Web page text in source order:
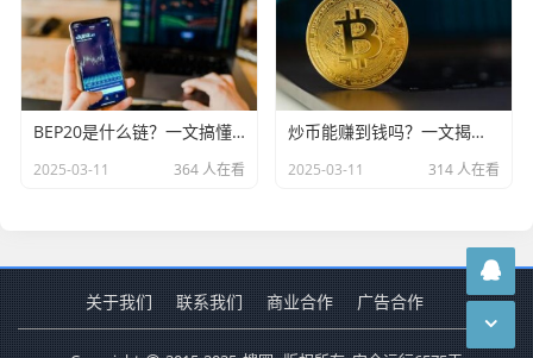
BEP20是什么链？一文搞懂BEP20通道
2025-03-11 364 人在看
炒币能赚到钱吗？一文揭秘炒币短线稳赚方法
2025-03-11 314 人在看
关于我们 联系我们 商业合作 广告合作